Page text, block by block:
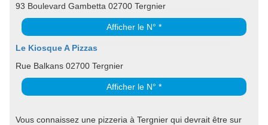
93 Boulevard Gambetta 02700 Tergnier
Afficher le N° *
Le Kiosque A Pizzas
Rue Balkans 02700 Tergnier
Afficher le N° *
Vous connaissez une pizzeria à Tergnier qui devrait être sur